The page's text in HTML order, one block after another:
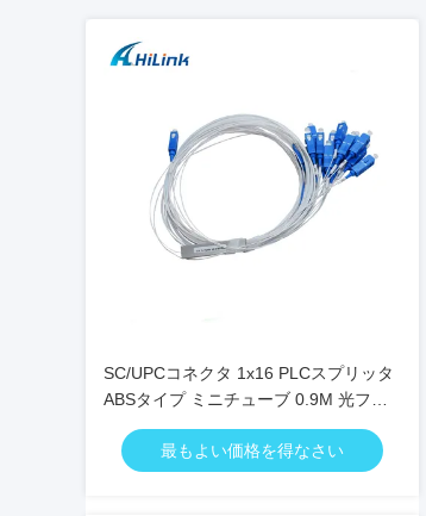
SC/UPCコネクタ 1x16 PLCスプリッタ
ABSタイプ ミニチューブ 0.9M 光ファ
イバースプリッタ
最もよい価格を得なさい